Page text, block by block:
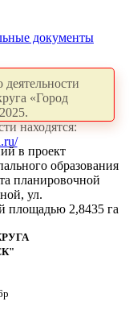
документы
«Город
находятся:
в проект
образования
планировочной
ул.
площадью 2,8435 га